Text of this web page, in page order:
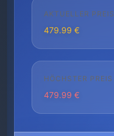
AKTUELLER PREIS
479.99 €
HÖCHSTER PREIS
479.99 €